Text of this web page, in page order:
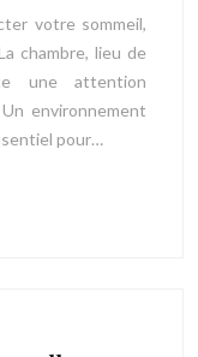
votre sommeil,
chambre, lieu de
une attention
environnement
pour…